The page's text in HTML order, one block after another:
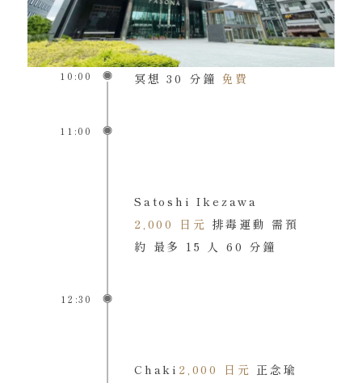
10:00 冥想 30 分鐘 免費
11:00
Satoshi Ikezawa
2,000 日元 排毒運動 需預
約 最多 15 人 60 分鐘
12:30
Chaki 2,000 日元 正念瑜